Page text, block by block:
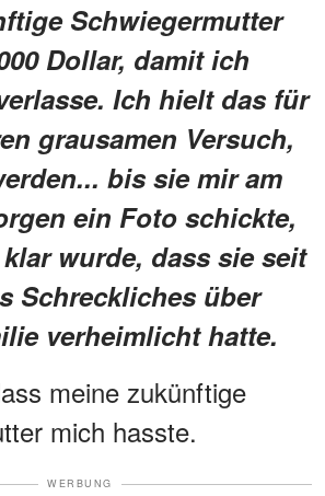
Schwiegermutter
Dollar, damit ich
Ich hielt das für
grausamen Versuch,
bis sie mir am
ein Foto schickte,
wurde, dass sie seit
Schreckliches über
verheimlicht hatte.
meine zukünftige
mich hasste.
WERBUNG